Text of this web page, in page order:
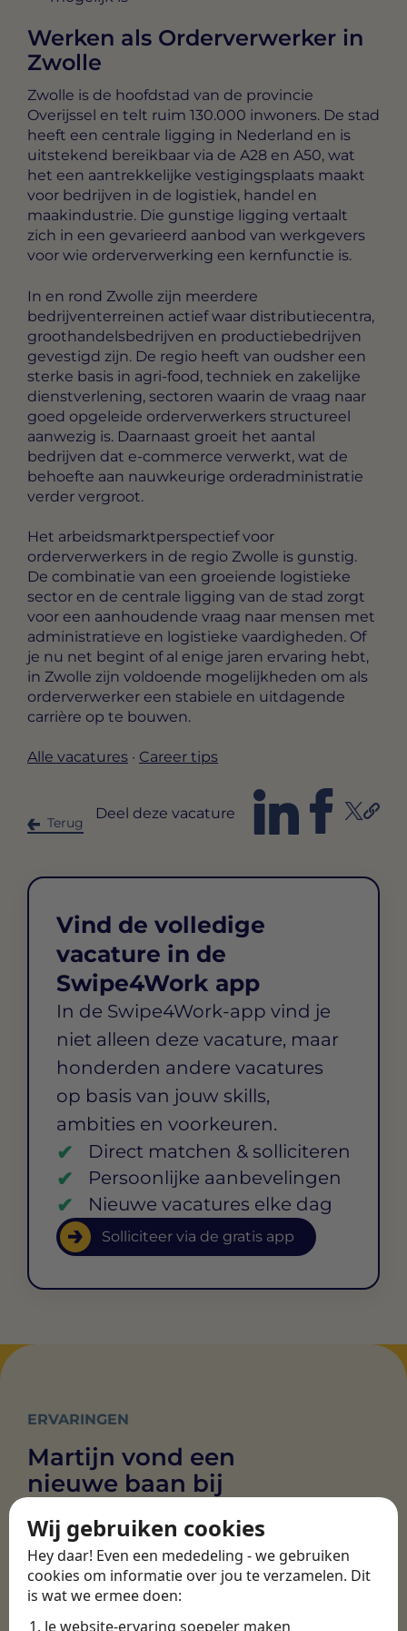
Wij gebruiken cookies
Hey daar! Even een mededeling - we gebruiken
cookies om informatie over jou te verzamelen. Dit
is wat we ermee doen:
Je website-ervaring soepeler maken
Werken als Orderverwerker in
Zwolle
Zwolle is de hoofdstad van de provincie
Overijssel en telt ruim 130.000 inwoners. De stad
heeft een centrale ligging in Nederland en is
uitstekend bereikbaar via de A28 en A50, wat
het een aantrekkelijke vestigingsplaats maakt
voor bedrijven in de logistiek, handel en
maakindustrie. Die gunstige ligging vertaalt
zich in een gevarieerd aanbod van werkgevers
voor wie orderverwerking een kernfunctie is.
In en rond Zwolle zijn meerdere
bedrijventerreinen actief waar distributiecentra,
groothandelsbedrijven en productiebedrijven
gevestigd zijn. De regio heeft van oudsher een
sterke basis in agri-food, techniek en zakelijke
dienstverlening, sectoren waarin de vraag naar
goed opgeleide orderverwerkers structureel
aanwezig is. Daarnaast groeit het aantal
bedrijven dat e-commerce verwerkt, wat de
behoefte aan nauwkeurige orderadministratie
verder vergroot.
Het arbeidsmarktperspectief voor
orderverwerkers in de regio Zwolle is gunstig.
De combinatie van een groeiende logistieke
sector en de centrale ligging van de stad zorgt
voor een aanhoudende vraag naar mensen met
administratieve en logistieke vaardigheden. Of
je nu net begint of al enige jaren ervaring hebt,
in Zwolle zijn voldoende mogelijkheden om als
orderverwerker een stabiele en uitdagende
carrière op te bouwen.
Alle vacatures · Career tips
Terug
Deel deze vacature
Vind de volledige
vacature in de
Swipe4Work app
In de Swipe4Work-app vind je
niet alleen deze vacature, maar
honderden andere vacatures
op basis van jouw skills,
ambities en voorkeuren.
Direct matchen & solliciteren
Persoonlijke aanbevelingen
Nieuwe vacatures elke dag
Solliciteer via de gratis app
ERVARINGEN
Martijn vond een
nieuwe baan bij
Door Swipe4Work heb ik op een hele
makkelijke, laagdrempelige manier eigenlijk
een hele leuke nieuwe baan gevonden. Met heel